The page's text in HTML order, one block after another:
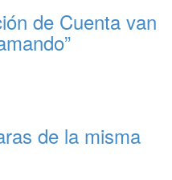
de Cuenta van
de la misma